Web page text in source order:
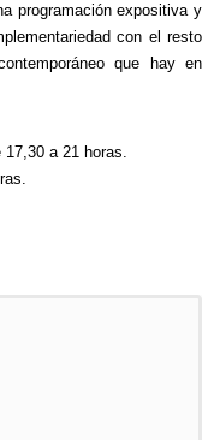
programación expositiva y
con el resto
que hay en
a 21 horas.